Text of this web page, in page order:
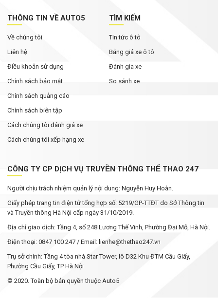
THÔNG TIN VỀ AUTO5
Về chúng tôi
Liên hệ
Điều khoản sử dụng
Chính sách bảo mật
Chính sách quảng cáo
Chính sách biên tập
Cách chúng tôi đánh giá xe
Cách chúng tôi xếp hạng xe
TÌM KIẾM
Tin tức ô tô
Bảng giá xe ô tô
Đánh gia xe
So sánh xe
CÔNG TY CP DỊCH VỤ TRUYỀN THÔNG THỂ THAO 247
Người chịu trách nhiệm quản lý nội dung: Nguyễn Huy Hoàn.
Giấy phép trang tin điện tử tổng hợp số: 5219/GP-TTĐT do Sở Thông tin
và Truyền thông Hà Nội cấp ngày 31/10/2019.
Địa chỉ giao dịch: Tầng 4, số 248 Lương Thế Vinh, Phường Đại Mỗ, Hà Nội.
Điện thoại: 0847 100 247 / Email: lienhe@thethao247.vn
Trụ sở chính: Tầng 4 tòa nhà Star Tower, lô D32 Khu ĐTM Cầu Giấy,
Phường Cầu Giấy, TP Hà Nội
© 2020. Toàn bộ bản quyền thuộc Auto5